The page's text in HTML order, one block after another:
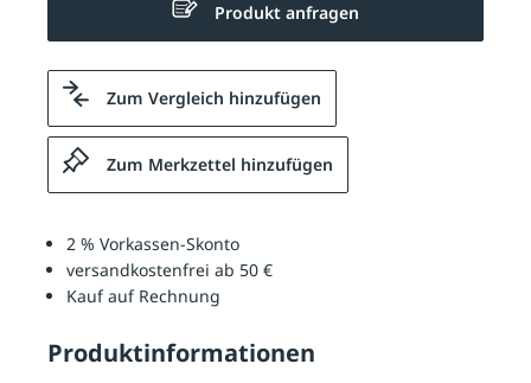
Produkt anfragen
Zum Vergleich hinzufügen
Zum Merkzettel hinzufügen
2 % Vorkassen-Skonto
versandkostenfrei ab 50 €
Kauf auf Rechnung
Produktinformationen